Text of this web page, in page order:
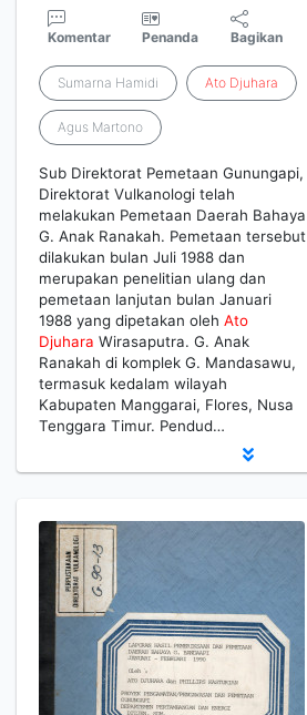
Komentar Penanda Bagikan
Sumarna Hamidi Ato Djuhara
Agus Martono
Sub Direktorat Pemetaan Gunungapi,
Direktorat Vulkanologi telah
melakukan Pemetaan Daerah Bahaya
G. Anak Ranakah. Pemetaan tersebut
dilakukan bulan Juli 1988 dan
merupakan penelitian ulang dan
pemetaan lanjutan bulan Januari
1988 yang dipetakan oleh Ato
Djuhara Wirasaputra. G. Anak
Ranakah di komplek G. Mandasawu,
termasuk kedalam wilayah
Kabupaten Manggarai, Flores, Nusa
Tenggara Timur. Pendud…